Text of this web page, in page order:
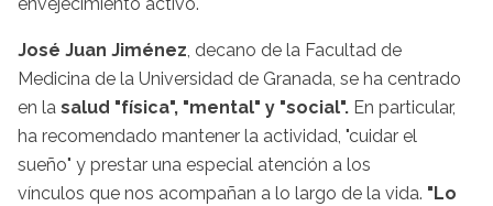
José Juan Jiménez, decano de la Facultad de
Medicina de la Universidad de Granada, se ha centrado
en la salud "física", "mental" y "social". En particular,
ha recomendado mantener la actividad, "cuidar el
sueño" y prestar una especial atención a los
vínculos que nos acompañan a lo largo de la vida. "Lo